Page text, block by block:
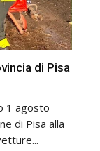
di Pisa
1 agosto
di Pisa alla